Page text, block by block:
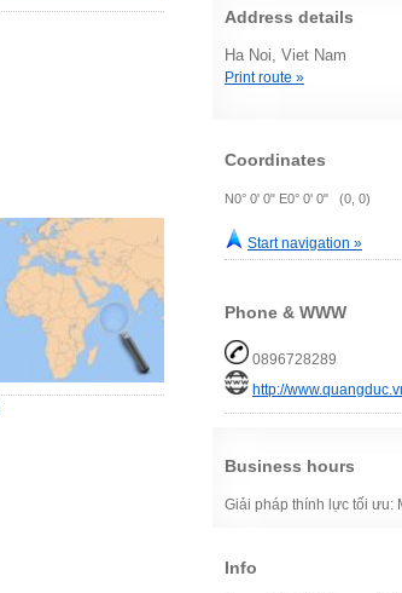
Address details
Ha Noi, Viet Nam
Print route »
Coordinates
N0° 0' 0" E0° 0' 0" (0, 0)
Start navigation »
Phone & WWW
0896728289
http://
Business hours
Giải pháp thính lực tối ưu:
Info